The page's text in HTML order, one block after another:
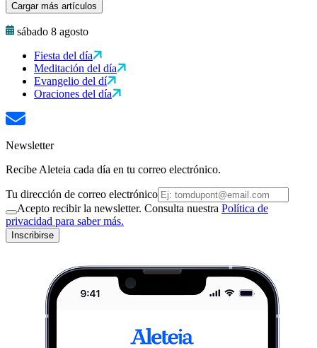
Cargar más artículos
sábado 8 agosto
Fiesta del día
Meditación del día
Evangelio del dí
Oraciones del día
Newsletter
Recibe Aleteia cada día en tu correo electrónico.
Tu dirección de correo electrónico
Acepto recibir la newsletter. Consulta nuestra Política de
privacidad para saber más.
Inscribirse